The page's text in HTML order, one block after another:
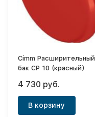
Cimm Расширительный
бак CP 10 (красный)
4 730 руб.
В корзину